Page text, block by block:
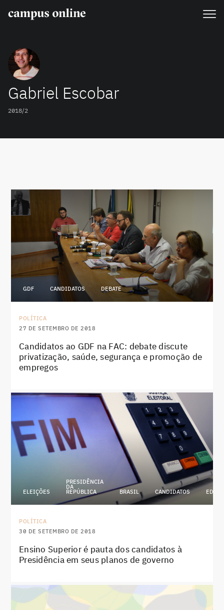
Gabriel Escobar
2018/2
GDF CANDIDATOS DEBATE
POLÍTICA
27 DE SETEMBRO DE 2018
Candidatos ao GDF na FAC: debate discute
privatização, saúde, segurança e promoção de
empregos
ELEIÇÕES
PRESIDÊNCIA
DA
REPÚBLICA
BRASIL CANDIDATOS
POLÍTICA
30 DE SETEMBRO DE 2018
Ensino Superior é pauta dos candidatos à
Presidência em seus planos de governo